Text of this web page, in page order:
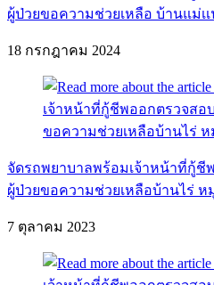
ผู้ป่วยขอความช่วยเหลือ บ้านแม่เ
18 กรกฎาคม 2024
จัดรถพยาบาลพร้อมเจ้าหน้าที่กู้ชี
ผู้ป่วยขอความช่วยเหลือบ้านไร่ ห
7 ตุลาคม 2023